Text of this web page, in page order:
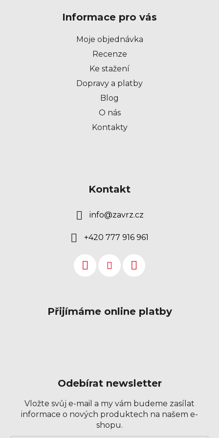
Informace pro vás
Moje objednávka
Recenze
Ke stažení
Dopravy a platby
Blog
O nás
Kontakty
Kontakt
info@zavrz.cz
+420 777 916 961
Přijímáme online platby
Odebírat newsletter
Vložte svůj e-mail a my vám budeme zasílat
informace o nových produktech na našem e-
shopu.